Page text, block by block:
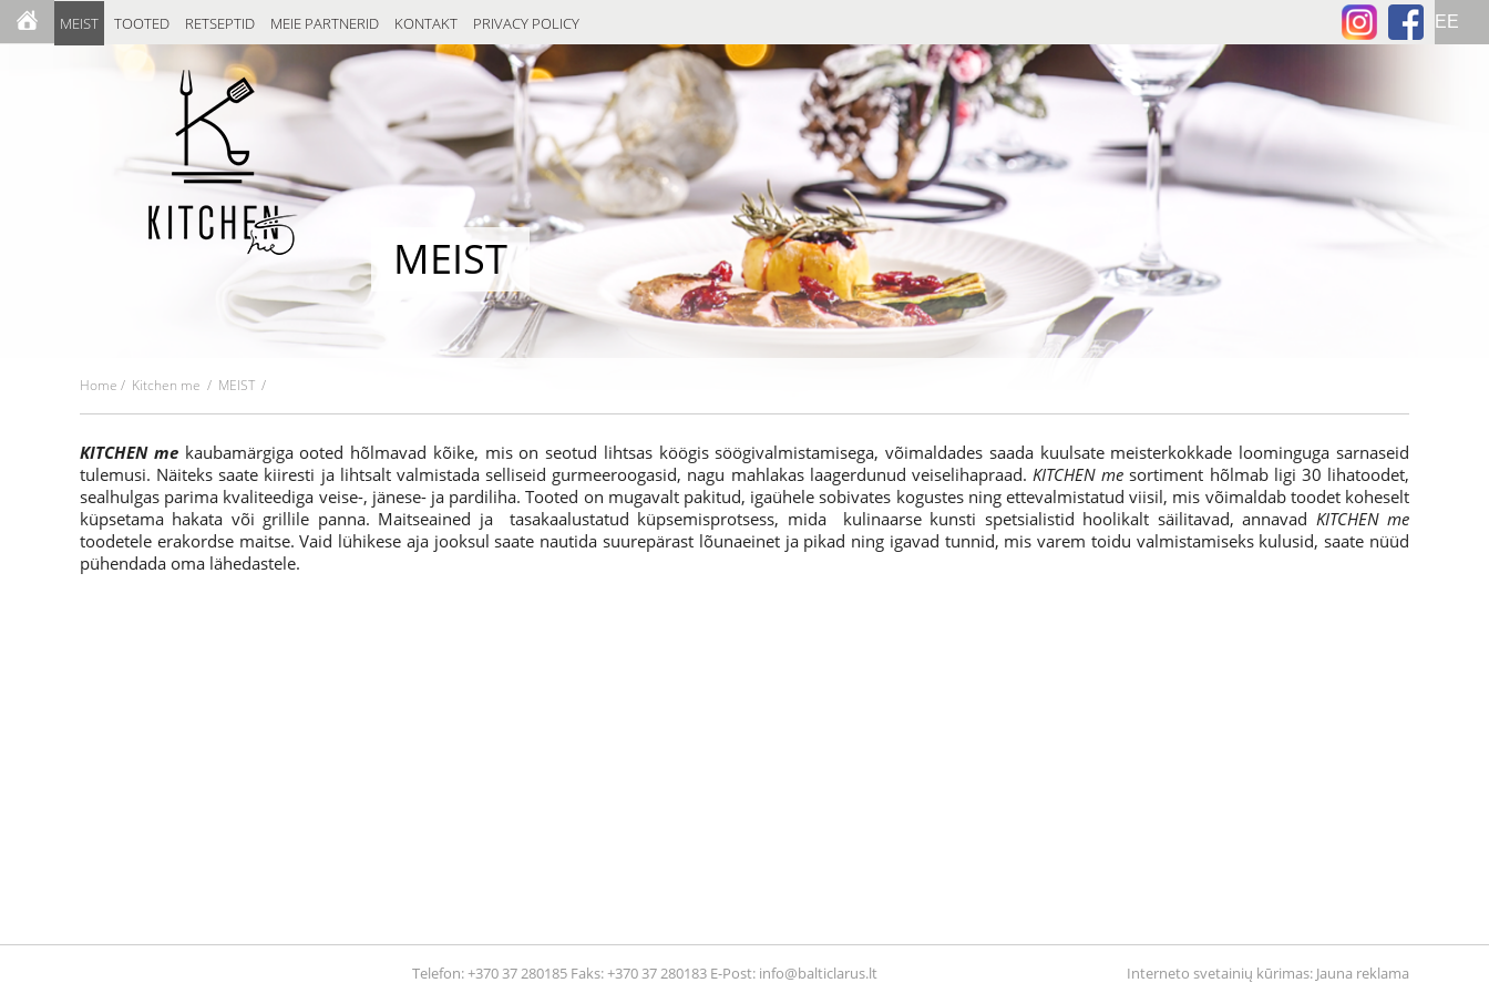
MEIST TOOTED RETSEPTID MEIE PARTNERID KONTAKT PRIVACY POLICY
MEIST
Home / Kitchen me / MEIST /
KITCHEN me kaubamärgiga ooted hõlmavad kõike, mis on seotud lihtsas köögis söögivalmistamisega, võimaldades saada kuulsate meisterkokkade loominguga sarnaseid
tulemusi. Näiteks saate kiiresti ja lihtsalt valmistada selliseid gurmeeroogasid, nagu mahlakas laagerdunud veiselihapraad.KITCHEN me sortiment hõlmab ligi 30 lihatoodet,
sealhulgas parima kvaliteediga veise-, jänese- ja pardiliha. Tooted on mugavalt pakitud, igaühele sobivates kogustes ning ettevalmistatud viisil, mis võimaldab toodet koheselt
küpsetama hakata või grillile panna. Maitseained ja tasakaalustatud küpsemisprotsess, mida kulinaarse kunsti spetsialistid hoolikalt säilitavad, annavad KITCHEN me
toodetele erakordse maitse. Vaid lühikese aja jooksul saate nautida suurepärast lõunaeinet ja pikad ning igavad tunnid, mis varem toidu valmistamiseks kulusid, saate nüüd
pühendada oma lähedastele.
Telefon: +370 37 280185 Faks: +370 37 280183 E-Post: info@balticlarus.lt Interneto svetainių kūrimas: Jauna reklama